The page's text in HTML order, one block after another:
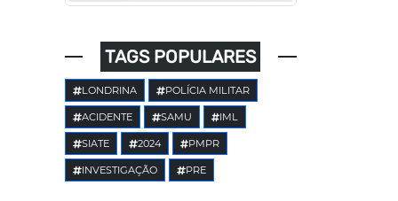
TAGS POPULARES
LONDRINA POLÍCIA MILITAR
ACIDENTE SAMU IML
SIATE 2024 PMPR
INVESTIGAÇÃO PRE